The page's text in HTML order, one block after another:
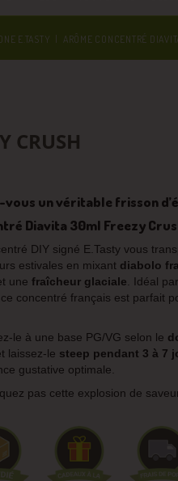
E.TASTY ARÔME CONCENTRÉ
CRUSH
un véritable frisson
Diavita 30ml Freezy
DIY signé E.Tasty vous
estivales en mixant diabolo
une fraîcheur glaciale . Idéal
concentré français est parfait
le à une base PG/VG selon le
laissez-le steep pendant 3 à 7
gustative optimale.
pas cette explosion de